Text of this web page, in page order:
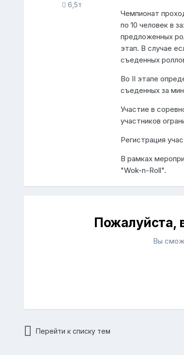
6,5т
Чемпионат
по 10 человек в
предложенных
этап. В случае
съеденных
Во II этапе
съеденных за
Участие в
участников
Регистрация
В рамках
"Wok-n-Roll".
Пожалуйста,
Вы
Перейти к списку тем